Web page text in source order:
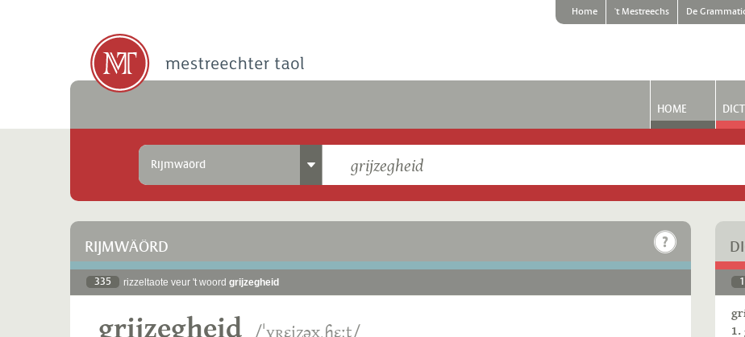
Home 't Mestreechs De
HOME
Rijmwäörd
RIJMWÄÖRD
335 rizzeltaote veur 't woord grijzegheid
grijzegheid /ˈɣʀɛjzəxˌɦɛːt/
1